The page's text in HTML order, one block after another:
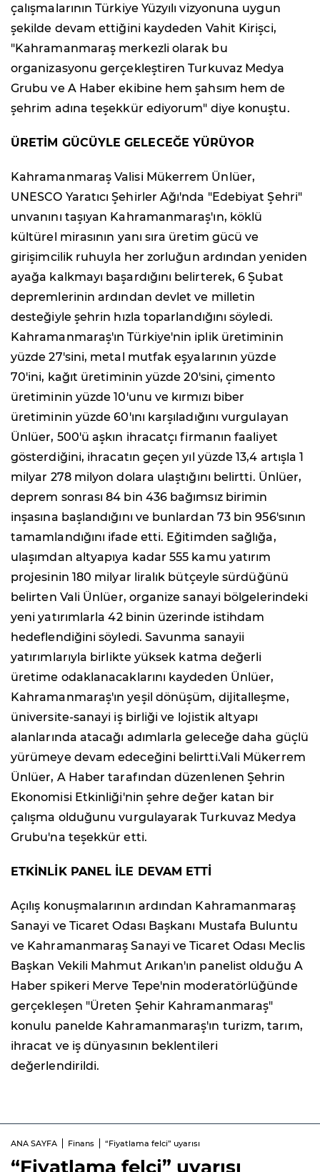
çalışmalarının Türkiye Yüzyılı vizyonuna uygun
şekilde devam ettiğini kaydeden Vahit Kirişci,
"Kahramanmaraş merkezli olarak bu
organizasyonu gerçekleştiren Turkuvaz Medya
Grubu ve A Haber ekibine hem şahsım hem de
şehrim adına teşekkür ediyorum" diye konuştu.
ÜRETİM GÜCÜYLE GELECEĞE YÜRÜYOR
Kahramanmaraş Valisi Mükerrem Ünlüer,
UNESCO Yaratıcı Şehirler Ağı'nda "Edebiyat Şehri"
unvanını taşıyan Kahramanmaraş'ın, köklü
kültürel mirasının yanı sıra üretim gücü ve
girişimcilik ruhuyla her zorluğun ardından yeniden
ayağa kalkmayı başardığını belirterek, 6 Şubat
depremlerinin ardından devlet ve milletin
desteğiyle şehrin hızla toparlandığını söyledi.
Kahramanmaraş'ın Türkiye'nin iplik üretiminin
yüzde 27'sini, metal mutfak eşyalarının yüzde
70'ini, kağıt üretiminin yüzde 20'sini, çimento
üretiminin yüzde 10'unu ve kırmızı biber
üretiminin yüzde 60'ını karşıladığını vurgulayan
Ünlüer, 500'ü aşkın ihracatçı firmanın faaliyet
gösterdiğini, ihracatın geçen yıl yüzde 13,4 artışla 1
milyar 278 milyon dolara ulaştığını belirtti. Ünlüer,
deprem sonrası 84 bin 436 bağımsız birimin
inşasına başlandığını ve bunlardan 73 bin 956'sının
tamamlandığını ifade etti. Eğitimden sağlığa,
ulaşımdan altyapıya kadar 555 kamu yatırım
projesinin 180 milyar liralık bütçeyle sürdüğünü
belirten Vali Ünlüer, organize sanayi bölgelerindeki
yeni yatırımlarla 42 binin üzerinde istihdam
hedeflendiğini söyledi. Savunma sanayii
yatırımlarıyla birlikte yüksek katma değerli
üretime odaklanacaklarını kaydeden Ünlüer,
Kahramanmaraş'ın yeşil dönüşüm, dijitalleşme,
üniversite-sanayi iş birliği ve lojistik altyapı
alanlarında atacağı adımlarla geleceğe daha güçlü
yürümeye devam edeceğini belirtti.Vali Mükerrem
Ünlüer, A Haber tarafından düzenlenen Şehrin
Ekonomisi Etkinliği'nin şehre değer katan bir
çalışma olduğunu vurgulayarak Turkuvaz Medya
Grubu'na teşekkür etti.
ETKİNLİK PANEL İLE DEVAM ETTİ
Açılış konuşmalarının ardından Kahramanmaraş
Sanayi ve Ticaret Odası Başkanı Mustafa Buluntu
ve Kahramanmaraş Sanayi ve Ticaret Odası Meclis
Başkan Vekili Mahmut Arıkan'ın panelist olduğu A
Haber spikeri Merve Tepe'nin moderatörlüğünde
gerçekleşen "Üreten Şehir Kahramanmaraş"
konulu panelde Kahramanmaraş'ın turizm, tarım,
ihracat ve iş dünyasının beklentileri
değerlendirildi.
ANA SAYFA Finans “Fiyatlama felci” uyarısı
“Fiyatlama felci” uyarısı